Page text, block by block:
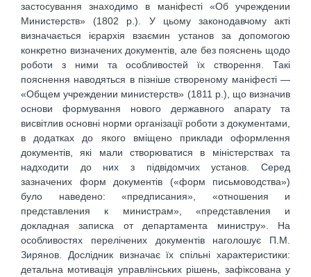
застосування знаходимо в маніфесті «Об учреждении
Министерств» (1802 р.). У цьому законодавчому акті
визначається ієрархія взаємин установ за допомогою
конкретно визначених документів, але без пояснень щодо
роботи з ними та особливостей їх створення. Такі
пояснення наводяться в пізніше створеному маніфесті —
«Общем учреждении министерств» (1811 р.), що визначив
основи формування нового державного апарату та
висвітлив основні норми організації роботи з документами,
в додатках до якого вміщено приклади оформлення
документів, які мали створюватися в міністерствах та
надходити до них з підвідомчих установ. Серед
зазначених форм документів («форм письмоводства»)
було наведено: «предписания», «отношения и
представления к министрам», «представления и
докладная записка от департамента министру». На
особливостях перелічених документів наголошує П.М.
Зирянов. Дослідник визначає їх спільні характеристики:
детальна мотивація управлінських рішень, зафіксована у